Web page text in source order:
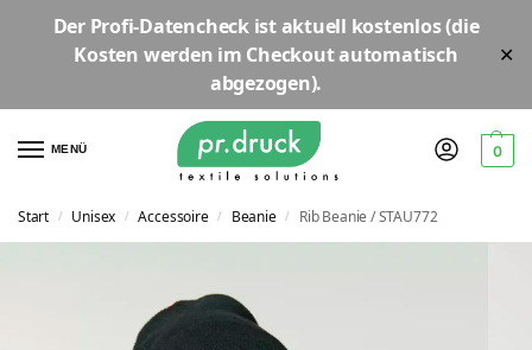
Der Profi-Datencheckist aktuell kostenlos(die
Kosten werden im Checkout automatisch
abgezogen).
✕
MENÜ 0
Start / Unisex / Accessoire / Beanie / Rib Beanie / STAU772